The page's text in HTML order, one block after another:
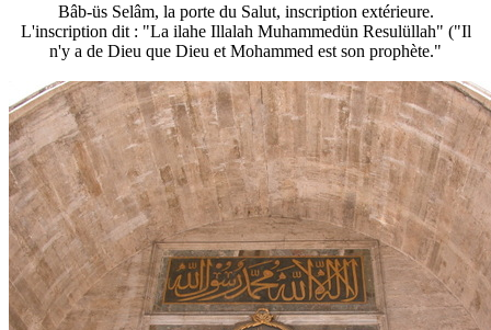
Bâb-üs Selâm, la porte du Salut, inscription extérieure.
L'inscription dit : "La ilahe Illalah Muhammedün Resulüllah" ("Il
n'y a de Dieu que Dieu et Mohammed est son prophète."